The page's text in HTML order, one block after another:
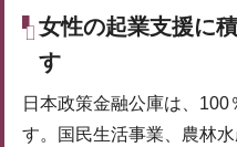
女性の起業支援に
す
日本政策金融公庫は、
す。国民生活事業、農林